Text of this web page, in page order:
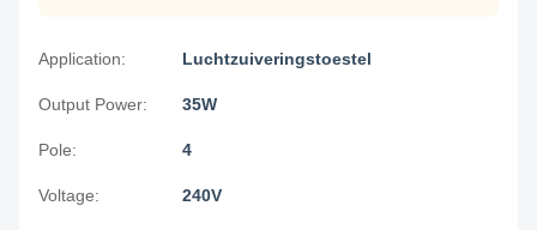
Application: Luchtzuiveringstoestel
Output Power: 35W
Pole: 4
Voltage: 240V